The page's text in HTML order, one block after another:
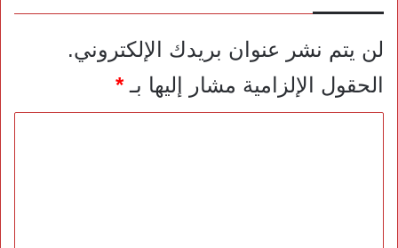
لن يتم نشر عنوان بريدك الإلكتروني.
الحقول الإلزامية مشار إليها بـ*